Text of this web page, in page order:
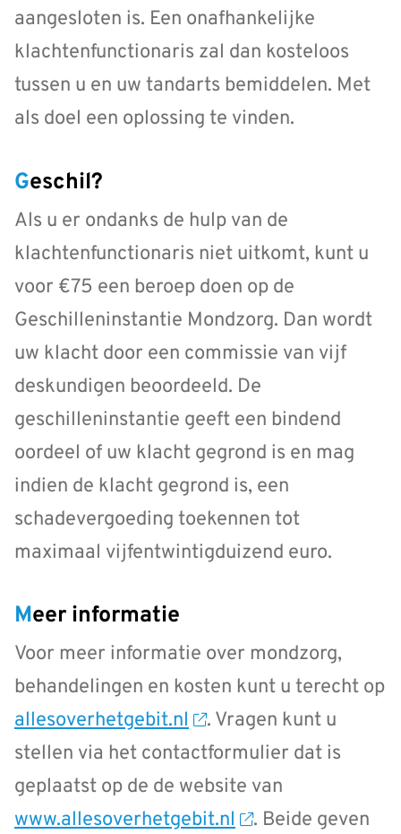
aangesloten is. Een onafhankelijke
klachtenfunctionaris zal dan kosteloos
tussen u en uw tandarts bemiddelen. Met
als doel een oplossing te vinden.
Geschil?
Als u er ondanks de hulp van de
klachtenfunctionaris niet uitkomt, kunt u
voor €75 een beroep doen op de
Geschilleninstantie Mondzorg. Dan wordt
uw klacht door een commissie van vijf
deskundigen beoordeeld. De
geschilleninstantie geeft een bindend
oordeel of uw klacht gegrond is en mag
indien de klacht gegrond is, een
schadevergoeding toekennen tot
maximaal vijfentwintigduizend euro.
Meer informatie
Voor meer informatie over mondzorg,
behandelingen en kosten kunt u terecht op
allesoverhetgebit.nl
. Vragen kunt u
stellen via het contactformulier dat is
geplaatst op de de website van
www.allesoverhetgebit.nl
. Beide geven